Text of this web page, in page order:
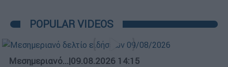
POPULAR VIDEOS
Μεσημεριανό...|09.08.2026 14:15